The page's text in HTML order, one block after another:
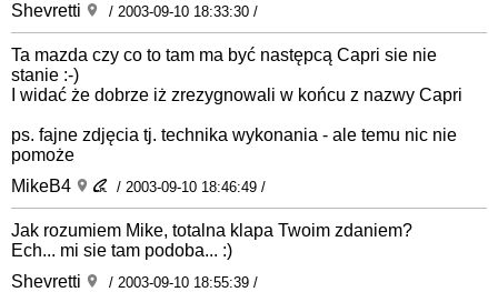
Shevretti / 2003-09-10 18:33:30 /
Ta mazda czy co to tam ma być następcą Capri sie nie
stanie :-)
I widać że dobrze iż zrezygnowali w końcu z nazwy Capri
ps. fajne zdjęcia tj. technika wykonania - ale temu nic nie
pomoże
MikeB4
/ 2003-09-10 18:46:49 /
Jak rozumiem Mike, totalna klapa Twoim zdaniem?
Ech... mi sie tam podoba... :)
Shevretti
/ 2003-09-10 18:55:39 /